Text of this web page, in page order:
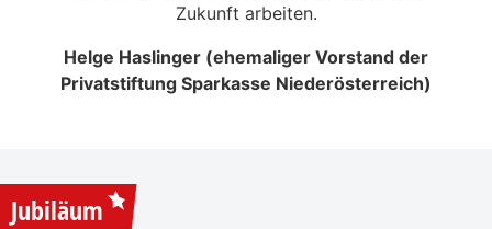
Zukunft arbeiten.
Helge Haslinger (ehemaliger Vorstand der
Privatstiftung Sparkasse Niederösterreich)
Jubiläum